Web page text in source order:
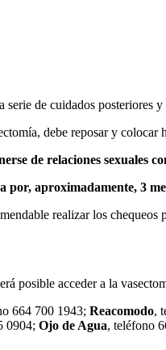
de cuidados posteriores
debe reposar y
de relaciones sexuales
aproximadamente, 3
realizar los
posible acceder a la
664 700 1943; Reacomodo,
0904; Ojo de Agua, teléfono